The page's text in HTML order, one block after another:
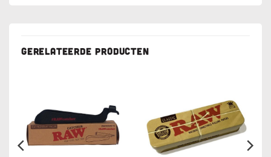
GERELATEERDE PRODUCTEN